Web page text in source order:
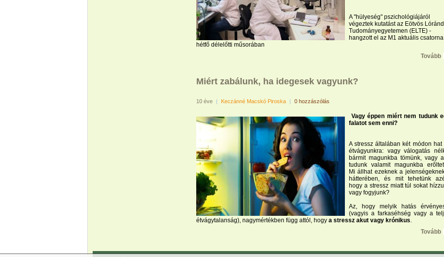
A "hülyeség" pszichológiájáról
végeztek kutatást az Eötvös Lóránd
Tudományegyetemen (ELTE) -
hangzott el az M1 aktuális csatorna
hétfő délelőtti műsorában
Tovább
Miért zabálunk, ha idegesek vagyunk?
10 éve | Keczánné Macskó Piroska | 0 hozzászólás
Vagy éppen miért nem tudunk
falatot sem enni?
A stressz általában két módon hat
étvágyunkra: vagy válogatás
bármit magunkba tömünk, vagy
tudunk valamit magunkba
Mi állhat ezeknek a
hátterében, és mit tehetünk
hogy a stressz miatt túl sokat
vagy fogyjunk?
Az, hogy melyik hatás
(vagyis a farkaséhség vagy a
étvágytalanság), nagymértékben függ attól, hogy a stressz akut vagy krónikus.
Tovább